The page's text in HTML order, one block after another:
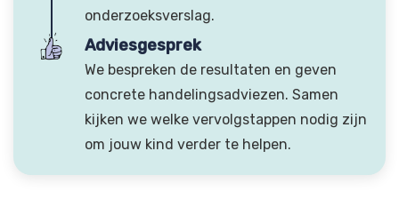
onderzoeksverslag.
Adviesgesprek
We bespreken de resultaten en geven
concrete handelingsadviezen. Samen
kijken we welke vervolgstappen nodig zijn
om jouw kind verder te helpen.